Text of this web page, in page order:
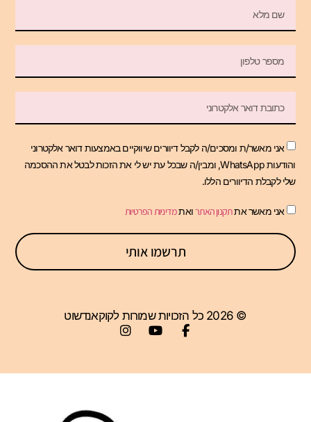
אני מאשר/ת ומסכים/ה לקבל דיוורים שיווקיים באמצעות דואר אלקטרוני
והודעות WhatsApp, ומבין/ה שבכל עת יש לי את הזכות לבטל את ההסכמה
שלי לקבלת הדיוורים הללו.
אני מאשר אתתקנון האתרואתמדיניות הפרטיות
תרשמו אותי
© 2026 כל הזכויות שמורות לקוקאנדשוט